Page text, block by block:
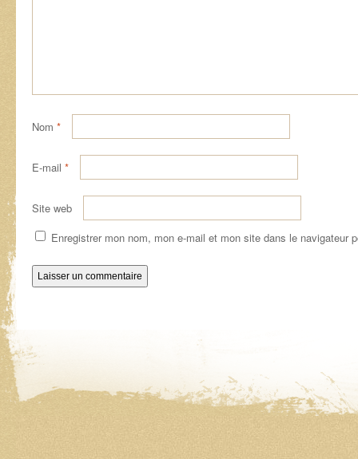
Nom *
E-mail *
Site web
Enregistrer mon nom, mon e-mail et mon site dans le navigateur